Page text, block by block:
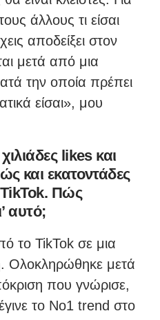
άλλους τι είσαι
αποδείξει στον
μετά από μια
την οποία πρέπει
είσαι», μου
likes και
και εκατοντάδες
Πώς
αυτό;
το TikTok σε μια
Ολοκληρώθηκε μετά
που γνώρισε,
το Νο1 trend στο